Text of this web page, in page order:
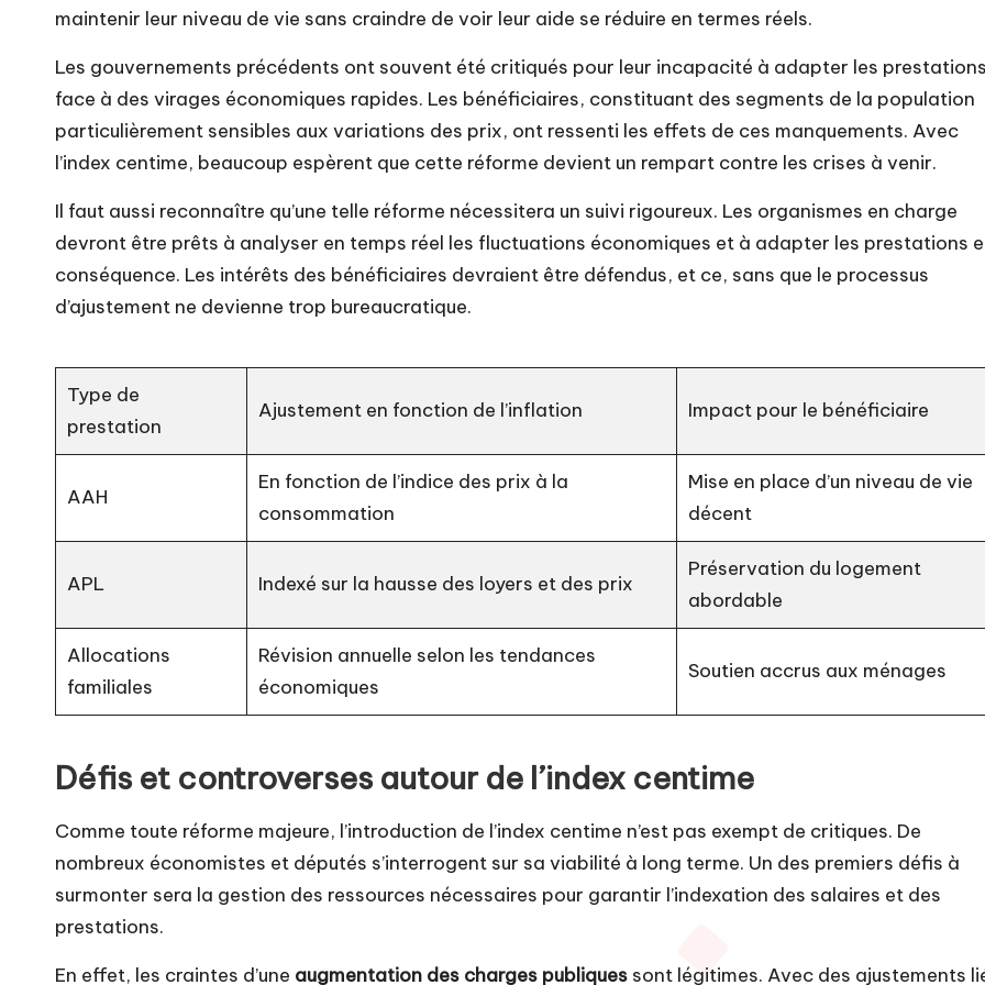
maintenir leur niveau de vie sans craindre de voir leur aide se réduire en termes réels.
Les gouvernements précédents ont souvent été critiqués pour leur incapacité à adapter les
face à des virages économiques rapides. Les bénéficiaires, constituant des segments de la population
particulièrement sensibles aux variations des prix, ont ressenti les effets de ces manquements. Avec
l’index centime, beaucoup espèrent que cette réforme devient un rempart contre les crises à venir.
Il faut aussi reconnaître qu’une telle réforme nécessitera un suivi rigoureux. Les organismes en charge
devront être prêts à analyser en temps réel les fluctuations économiques et à adapter les prestations
conséquence. Les intérêts des bénéficiaires devraient être défendus, et ce, sans que le processus
d’ajustement ne devienne trop bureaucratique.
Type de
prestation
Ajustement en fonction de l’inflation Impact pour le bénéficiaire
AAH
En fonction de l’indice des prix à la
consommation
Mise en place d’un niveau de vie
décent
APL Indexé sur la hausse des loyers et des prix
Préservation du logement
abordable
Allocations
familiales
Révision annuelle selon les tendances
économiques
Soutien accrus aux ménages
Défis et controverses autour de l’index centime
Comme toute réforme majeure, l’introduction de l’index centime n’est pas exempt de critiques. De
nombreux économistes et députés s’interrogent sur sa viabilité à long terme. Un des premiers défis à
surmonter sera la gestion des ressources nécessaires pour garantir l’indexation des salaires et des
prestations.
En effet, les craintes d’une augmentation des charges publiques sont légitimes. Avec des ajustements